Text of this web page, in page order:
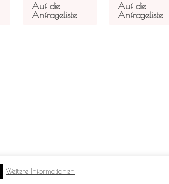
Auf die
Anfrageliste
Auf die
Anfrageliste
Weitere Informationen